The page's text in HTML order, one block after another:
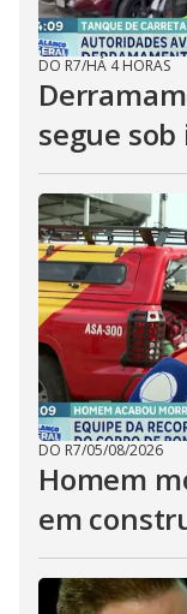
DO R7/HÁ 4 HORAS
segue
DO R7/05/08/2026
Homem
em